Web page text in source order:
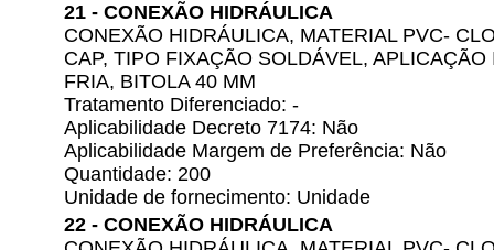
21 - CONEXÃO HIDRÁULICA
CONEXÃO HIDRÁULICA, MATERIAL PVC-
CAP, TIPO FIXAÇÃO SOLDÁVEL,
FRIA, BITOLA 40 MM
Tratamento Diferenciado: -
Aplicabilidade Decreto 7174: Não
Aplicabilidade Margem de Preferência: Não
Quantidade: 200
Unidade de fornecimento: Unidade
22 - CONEXÃO HIDRÁULICA